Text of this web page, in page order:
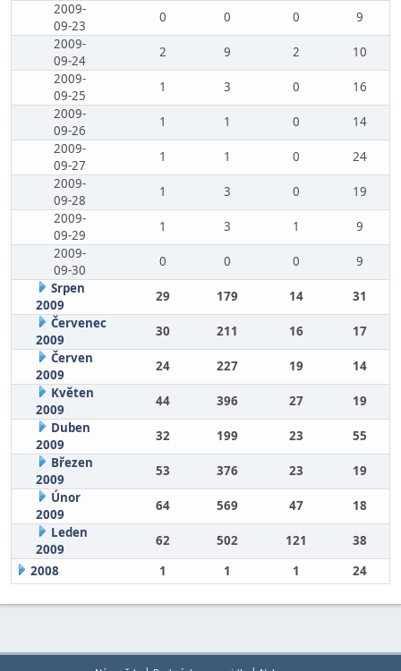
2009-
09-23
0 0 0
9
2009-
09-24
2 9 2
10
2009-
09-25
1 3 0
16
2009-
09-26
1 1 0
14
2009-
09-27
1 1 0
24
2009-
09-28
1 3 0
19
2009-
09-29
1 3 1
9
2009-
09-30
0 0 0
9
Srpen
2009
29 179 14
31
Červenec
2009
30 211 16
17
Červen
2009
24 227 19
14
Květen
2009
44 396 27
19
Duben
2009
32 199 23
55
Březen
2009
53 376 23
19
Únor
2009
64 569 47
18
Leden
2009
62 502 121
38
2008
1 1 1 24